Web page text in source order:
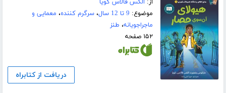
از: الکس فالاس کویا
موضوع: 9 تا 12 سال ،سرگرم کننده، معمایی و
ماجراجویانه، طنز
۱۵۲ صفحه
دریافت از کتابراه